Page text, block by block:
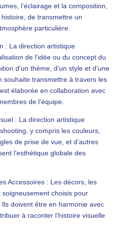
l’éclairage et la composition,
de transmettre un
particulière.
: La direction artistique
de l’idée ou du concept du
d’un thème, d’un style et d’une
souhaite transmettre à travers les
élaborée en collaboration avec
de l’équipe.
: La direction artistique
y compris les couleurs,
de prise de vue, et d’autres
l’esthétique globale des
Accessoires : Les décors, les
choisis pour
doivent être en harmonie avec
à raconter l’histoire visuelle